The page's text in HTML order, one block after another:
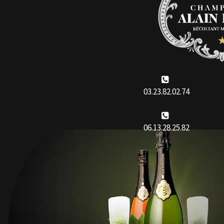
03.23.82.02.74
06.13.28.25.82